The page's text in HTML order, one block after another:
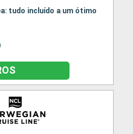
tudo incluído a um ótimo